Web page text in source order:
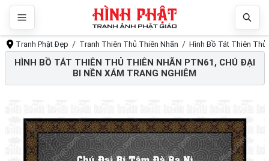
Tranh Phật Đẹp Tranh Thiên Thủ Thiên Nhãn Hình Bồ Tát Thiên Thủ
HÌNH BỒ TÁT THIÊN THỦ THIÊN NHÃN PTN61, CHÚ ĐẠI
BI NỀN XÁM TRANG NGHIÊM